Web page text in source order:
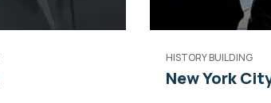
HISTORY BUILDING
New York